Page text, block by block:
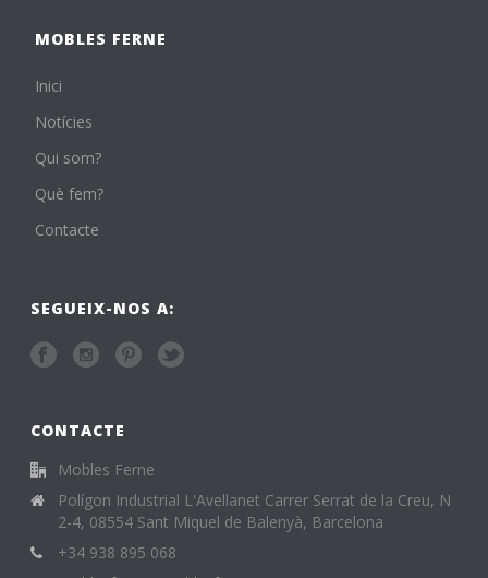
MOBLES FERNE
Inici
Notícies
Qui som?
Què fem?
Contacte
SEGUEIX-NOS A:
CONTACTE
Mobles Ferne
Polígon Industrial L'Avellanet Carrer Serrat de la Creu, N
2-4, 08554 Sant Miquel de Balenyà, Barcelona
+34 938 895 068